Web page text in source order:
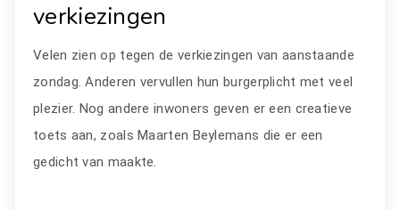
verkiezingen
Velen zien op tegen de verkiezingen van aanstaande
zondag. Anderen vervullen hun burgerplicht met veel
plezier. Nog andere inwoners geven er een creatieve
toets aan, zoals Maarten Beylemans die er een
gedicht van maakte.